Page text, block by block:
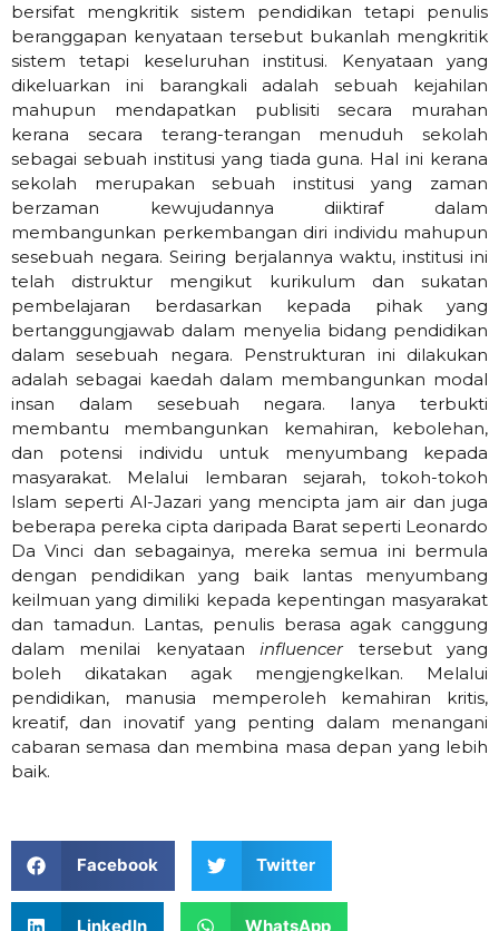
bersifat mengkritik sistem pendidikan tetapi penulis
beranggapan kenyataan tersebut bukanlah mengkritik
sistem tetapi keseluruhan institusi. Kenyataan yang
dikeluarkan ini barangkali adalah sebuah kejahilan
mahupun mendapatkan publisiti secara murahan
kerana secara terang-terangan menuduh sekolah
sebagai sebuah institusi yang tiada guna. Hal ini kerana
sekolah merupakan sebuah institusi yang zaman
berzaman kewujudannya diiktiraf dalam
membangunkan perkembangan diri individu mahupun
sesebuah negara. Seiring berjalannya waktu, institusi ini
telah distruktur mengikut kurikulum dan sukatan
pembelajaran berdasarkan kepada pihak yang
bertanggungjawab dalam menyelia bidang pendidikan
dalam sesebuah negara. Penstrukturan ini dilakukan
adalah sebagai kaedah dalam membangunkan modal
insan dalam sesebuah negara. Ianya terbukti
membantu membangunkan kemahiran, kebolehan,
dan potensi individu untuk menyumbang kepada
masyarakat. Melalui lembaran sejarah, tokoh-tokoh
Islam seperti Al-Jazari yang mencipta jam air dan juga
beberapa pereka cipta daripada Barat seperti Leonardo
Da Vinci dan sebagainya, mereka semua ini bermula
dengan pendidikan yang baik lantas menyumbang
keilmuan yang dimiliki kepada kepentingan masyarakat
dan tamadun. Lantas, penulis berasa agak canggung
dalam menilai kenyataaninfluencertersebut yang
boleh dikatakan agak mengjengkelkan. Melalui
pendidikan, manusia memperoleh kemahiran kritis,
kreatif, dan inovatif yang penting dalam menangani
cabaran semasa dan membina masa depan yang lebih
baik.
Facebook Twitter
LinkedIn WhatsApp